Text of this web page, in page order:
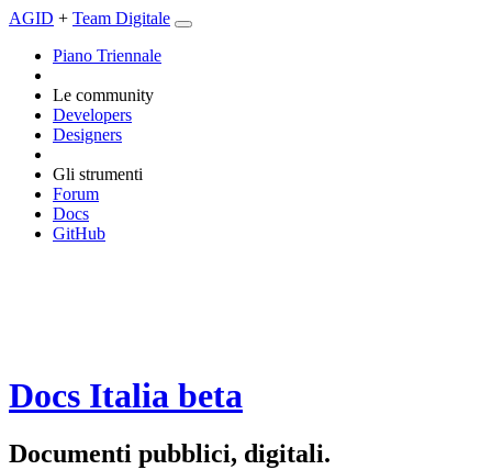
AGID + Team Digitale
Piano Triennale
Le community
Developers
Designers
Gli strumenti
Forum
Docs
GitHub
Docs Italia beta
Documenti pubblici, digitali.